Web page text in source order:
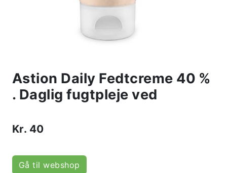
Astion Daily Fedtcreme 40 %
. Daglig fugtpleje ved
Kr. 40
Gå til webshop